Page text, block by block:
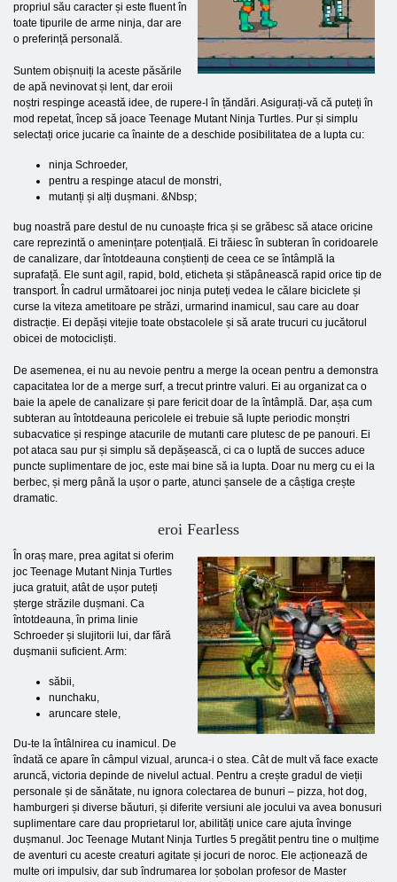
propriul său caracter și este fluent în
toate tipurile de arme ninja, dar are
o preferință personală.
Suntem obișnuiți la aceste păsările
de apă nevinovat și lent, dar eroii
noștri respinge această idee, de rupere-l în țăndări. Asigurați-vă că puteți în
mod repetat, încep să joace Teenage Mutant Ninja Turtles. Pur și simplu
selectați orice jucarie ca înainte de a deschide posibilitatea de a lupta cu:
ninja Schroeder,
pentru a respinge atacul de monstri,
mutanți și alți dușmani. &Nbsp;
bug noastră pare destul de nu cunoaște frica și se grăbesc să atace oricine
care reprezintă o amenințare potențială. Ei trăiesc în subteran în coridoarele
de canalizare, dar întotdeauna conștienți de ceea ce se întâmplă la
suprafață. Ele sunt agil, rapid, bold, eticheta și stăpânească rapid orice tip de
transport. În cadrul următoarei joc ninja puteți vedea le călare biciclete și
curse la viteza ametitoare pe străzi, urmarind inamicul, sau care au doar
distracție. Ei depăși vitejie toate obstacolele și să arate trucuri cu jucătorul
obicei de motocicliști.
De asemenea, ei nu au nevoie pentru a merge la ocean pentru a demonstra
capacitatea lor de a merge surf, a trecut printre valuri. Ei au organizat ca o
baie la apele de canalizare și pare fericit doar de la întâmplă. Dar, așa cum
subteran au întotdeauna pericolele ei trebuie să lupte periodic monștri
subacvatice și respinge atacurile de mutanti care plutesc de pe panouri. Ei
pot ataca sau pur și simplu să depășească, ci ca o luptă de succes aduce
puncte suplimentare de joc, este mai bine să ia lupta. Doar nu merg cu ei la
berbec, și merg până la ușor o parte, atunci șansele de a câștiga crește
dramatic.
eroi Fearless
În oraș mare, prea agitat si oferim
joc Teenage Mutant Ninja Turtles
juca gratuit, atât de ușor puteți
șterge străzile dușmani. Ca
întotdeauna, în prima linie
Schroeder și slujitorii lui, dar fără
dușmanii suficient. Arm:
săbii,
nunchaku,
aruncare stele,
Du-te la întâlnirea cu inamicul. De
îndată ce apare în câmpul vizual, arunca-i o stea. Cât de mult vă face exacte
aruncă, victoria depinde de nivelul actual. Pentru a crește gradul de vieții
personale și de sănătate, nu ignora colectarea de bunuri – pizza, hot dog,
hamburgeri și diverse băuturi, și diferite versiuni ale jocului va avea bonusuri
suplimentare care dau proprietarul lor, abilități unice care ajuta învinge
dușmanul. Joc Teenage Mutant Ninja Turtles 5 pregătit pentru tine o mulțime
de aventuri cu aceste creaturi agitate și jocuri de noroc. Ele acționează de
multe ori impulsiv, dar sub îndrumarea lor șobolan profesor de Master